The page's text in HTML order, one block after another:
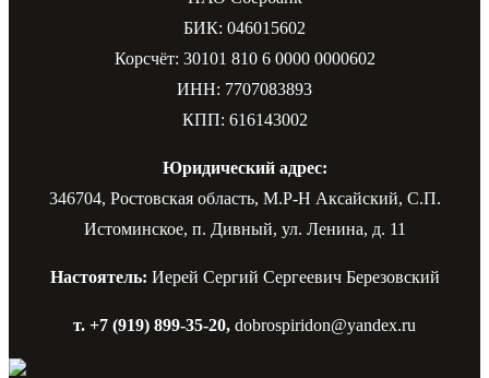
БИК: 046015602
Корсчёт: 30101 810 6 0000 0000602
ИНН: 7707083893
КПП: 616143002
Юридический адрес:
346704, Ростовская область, М.Р-Н Аксайский, С.П.
Истоминское, п. Дивный, ул. Ленина, д. 11
Настоятель: Иерей Сергий Сергеевич Березовский
т. +7 (919) 899-35-20, dobrospiridon@yandex.ru